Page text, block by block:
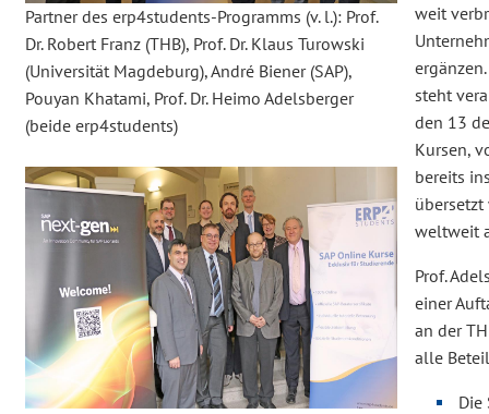
Partner des erp4students-Programms (v. l.): Prof.
Dr. Robert Franz (THB), Prof. Dr. Klaus Turowski
(Universität Magdeburg), André Biener (SAP),
Pouyan Khatami, Prof. Dr. Heimo Adelsberger
(beide erp4students)
weit
steht
den 13
Kursen,
bereits
weltweit
Prof.
einer
an der
alle
Die